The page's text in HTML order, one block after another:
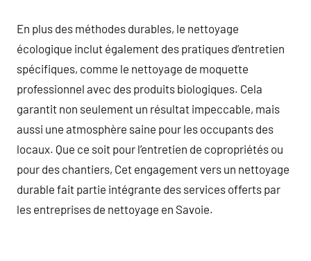
En plus des méthodes durables, le nettoyage
écologique inclut également des pratiques d’entretien
spécifiques, comme le nettoyage de moquette
professionnel avec des produits biologiques. Cela
garantit non seulement un résultat impeccable, mais
aussi une atmosphère saine pour les occupants des
locaux. Que ce soit pour l’entretien de copropriétés ou
pour des chantiers, Cet engagement vers un nettoyage
durable fait partie intégrante des services offerts par
les entreprises de nettoyage en Savoie.